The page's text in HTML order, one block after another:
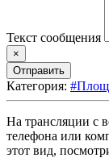
Текст сообщения
×
Отправить
Категория:
На трансляции с
телефона или
этот вид,